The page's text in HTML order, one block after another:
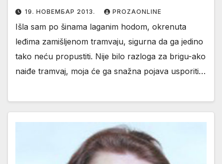
19. НОВЕМБАР 2013. PROZAONLINE
Išla sam po šinama laganim hodom, okrenuta
leđima zamišljenom tramvaju, sigurna da ga jedino
tako neću propustiti. Nije bilo razloga za brigu-ako
naiđe tramvaj, moja će ga snažna pojava usporiti…